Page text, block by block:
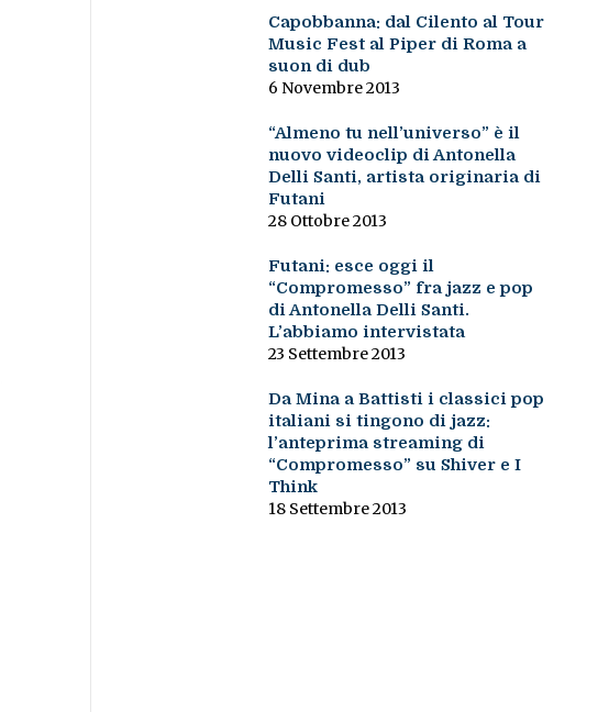
Capobbanna: dal Cilento al Tour
Music Fest al Piper di Roma a
suon di dub
6 Novembre 2013
“Almeno tu nell’universo” è il
nuovo videoclip di Antonella
Delli Santi, artista originaria di
Futani
28 Ottobre 2013
Futani: esce oggi il
“Compromesso” fra jazz e pop
di Antonella Delli Santi.
L’abbiamo intervistata
23 Settembre 2013
Da Mina a Battisti i classici pop
italiani si tingono di jazz:
l’anteprima streaming di
“Compromesso” su Shiver e I
Think
18 Settembre 2013